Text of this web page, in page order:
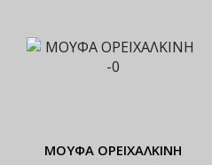
ΜΟΥΦΑ ΟΡΕΙΧΑΛΚΙΝΗ